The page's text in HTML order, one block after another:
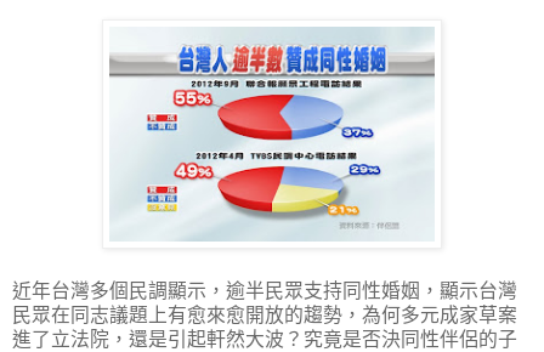
近年台灣多個民調顯示，逾半民眾支持同性婚姻，顯示台灣
民眾在同志議題上有愈來愈開放的趨勢，為何多元成家草案
進了立法院，還是引起軒然大波？究竟是否決同性伴侶的子